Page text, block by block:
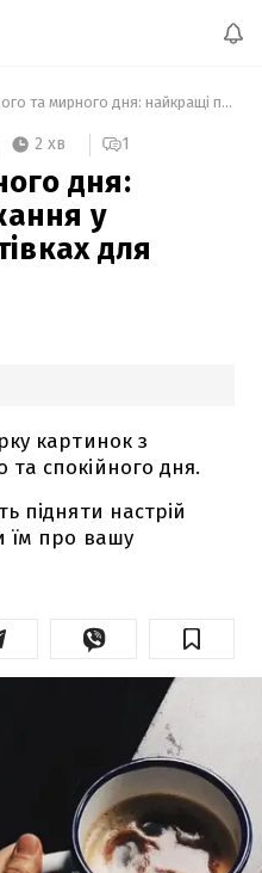
Гарного та мирного дня: найкращі побажання у картинках і листівках для близьких
2 хв 1
дня:
у
для
картинок з
спокійного дня.
підняти настрій
їм про вашу